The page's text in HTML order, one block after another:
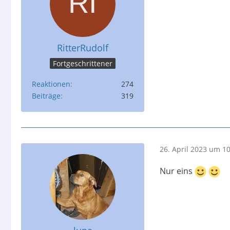
RitterRudolf
Fortgeschrittener
Reaktionen
274
Beiträge
319
26. April 2023 um
Nur eins